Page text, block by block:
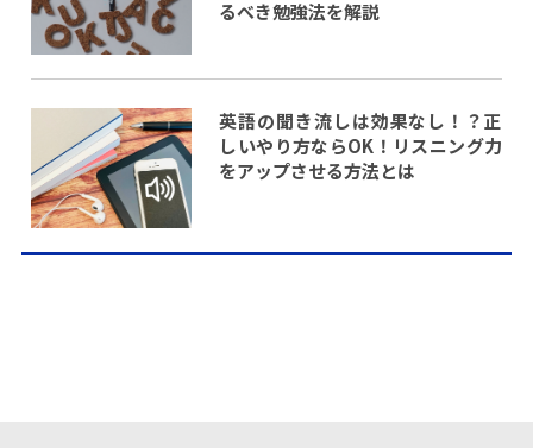
るべき勉強法を解説
英語の聞き流しは効果なし！？正
しいやり方ならOK！リスニング力
をアップさせる方法とは